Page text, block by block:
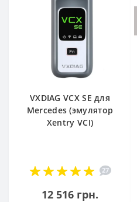
VXDIAG VCX SE для
Mercedes (эмулятор
Xentry VCI)
27
12 516 грн.